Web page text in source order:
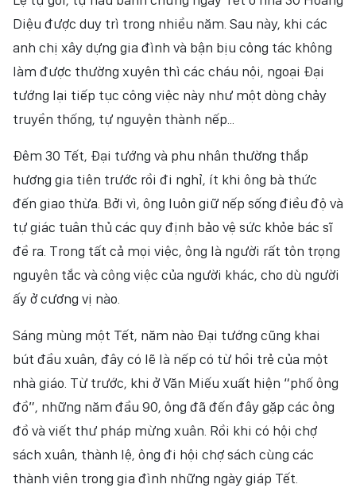
Diệu được duy trì trong nhiều năm. Sau này, khi các
anh chị xây dựng gia đình và bận bịu công tác không
làm được thường xuyên thì các cháu nội, ngoại Đại
tướng lại tiếp tục công việc này như một dòng chảy
truyền thống, tự nguyện thành nếp...
Đêm 30 Tết, Đại tướng và phu nhân thường thắp
hương gia tiên trước rồi đi nghỉ, ít khi ông bà thức
đến giao thừa. Bởi vì, ông luôn giữ nếp sống điều độ và
tự giác tuân thủ các quy định bảo vệ sức khỏe bác sĩ
đề ra. Trong tất cả mọi việc, ông là người rất tôn trọng
nguyên tắc và công việc của người khác, cho dù người
ấy ở cương vị nào.
Sáng mùng một Tết, năm nào Đại tướng cũng khai
bút đầu xuân, đây có lẽ là nếp có từ hồi trẻ của một
nhà giáo. Từ trước, khi ở Văn Miếu xuất hiện “phố ông
đồ”, những năm đầu 90, ông đã đến đây gặp các ông
đồ và viết thư pháp mừng xuân. Rồi khi có hội chợ
sách xuân, thành lệ, ông đi hội chợ sách cùng các
thành viên trong gia đình những ngày giáp Tết.